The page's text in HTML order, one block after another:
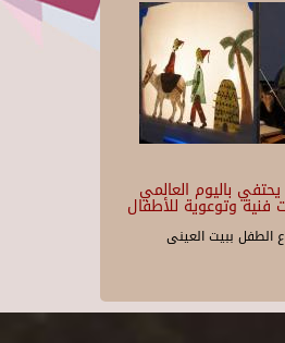
باليوم العالمي
فنية وتوعوية للأطفال
الطفل ببيت العينى